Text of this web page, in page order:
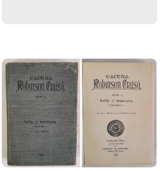
Eachtra Robinson Crúsó